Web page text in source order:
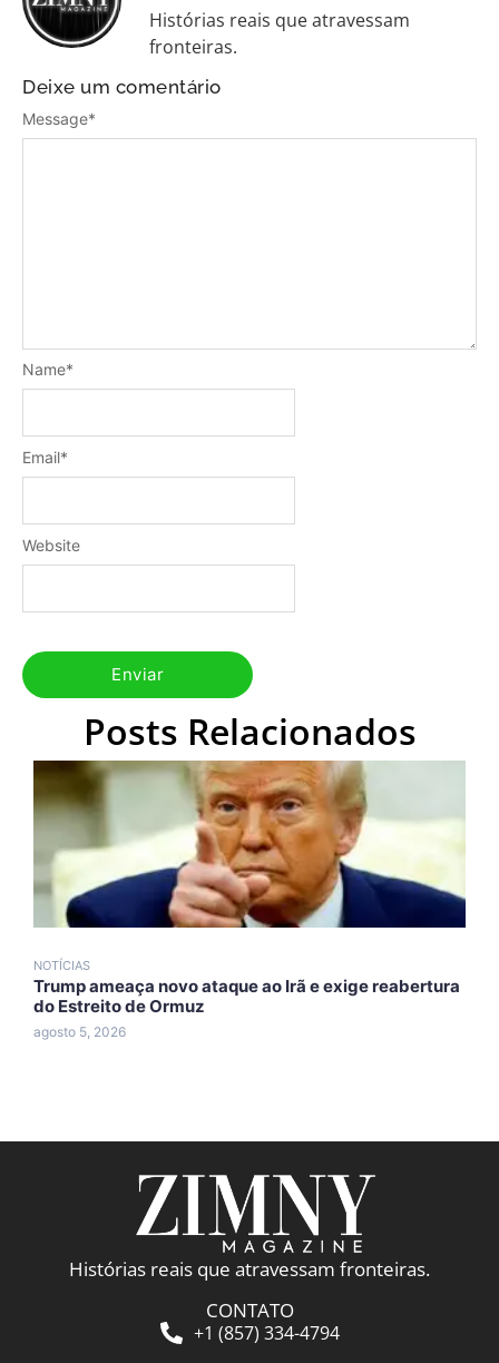
Histórias reais que atravessam
fronteiras.
Deixe um comentário
Message*
Name*
Email*
Website
Posts Relacionados
NOTÍCIAS
Trump ameaça novo ataque ao Irã e exige reabertura
do Estreito de Ormuz
agosto 5, 2026
Histórias reais que atravessam fronteiras.
CONTATO
+1 (857) 334-4794